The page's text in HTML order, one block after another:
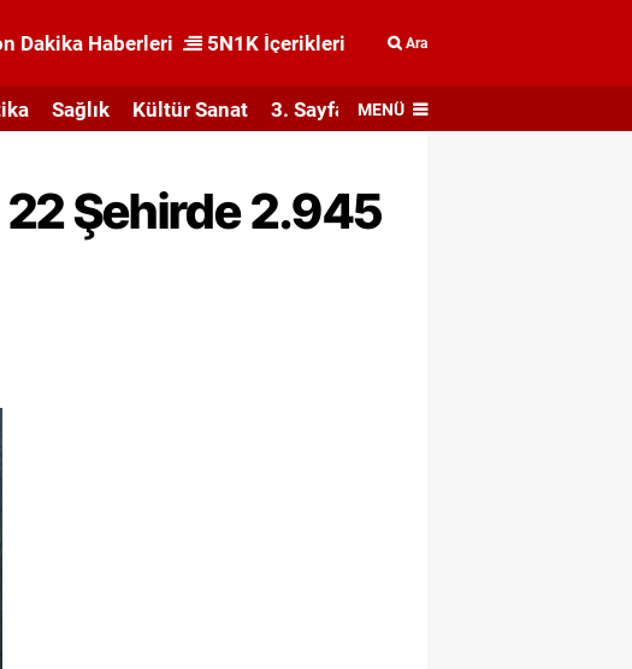
Dakika Haberleri 5N1K İçerikleri Ara
Sağlık Kültür Sanat 3. Sayfa MENÜ
22 Şehirde 2.945